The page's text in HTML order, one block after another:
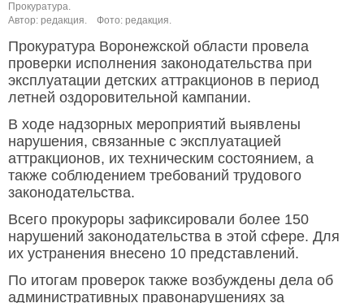
Прокуратура.
Автор: редакция.
Фото: редакция.
Прокуратура Воронежской области провела
проверки исполнения законодательства при
эксплуатации детских аттракционов в период
летней оздоровительной кампании.
В ходе надзорных мероприятий выявлены
нарушения, связанные с эксплуатацией
аттракционов, их техническим состоянием, а
также соблюдением требований трудового
законодательства.
Всего прокуроры зафиксировали более 150
нарушений законодательства в этой сфере. Для
их устранения внесено 10 представлений.
По итогам проверок также возбуждены дела об
административных правонарушениях за